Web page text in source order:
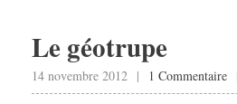
Le géotrupe
14 novembre 2012 | 1 Commentaire